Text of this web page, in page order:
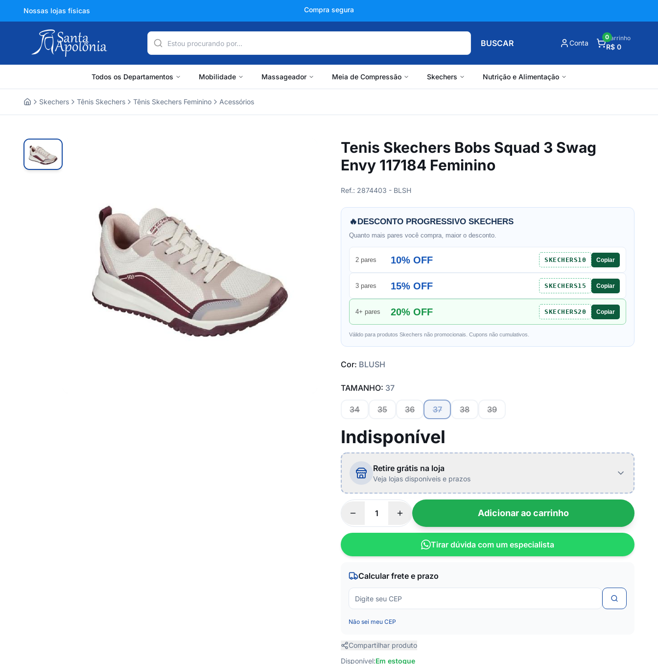
Nossas lojas físicas +150 mil avaliações
BUSCAR Conta
Carrinho
R$ 0
0
Todos os Departamentos Mobilidade Massageador Meia de Compressão Skechers Nutrição e Alimentação
Skechers Tênis Skechers Tênis Skechers Feminino Acessórios
Tenis Skechers Bobs Squad 3 Swag
Envy 117184 Feminino
Ref.: 2874403 - BLSH
🔥DESCONTO PROGRESSIVO SKECHERS
Quanto mais pares você compra, maior o desconto.
2 pares 10% OFF SKECHERS10 Copiar
3 pares 15% OFF SKECHERS15 Copiar
4+ pares 20% OFF SKECHERS20 Copiar
Válido para produtos Skechers não promocionais. Cupons não cumulativos.
Cor: BLUSH
TAMANHO: 37
34 35 36 37 38 39
Indisponível
Retire grátis na loja
Veja lojas disponíveis e prazos
Adicionar ao carrinho
Tirar dúvida com um especialista
Calcular frete e prazo
Não sei meu CEP
Compartilhar produto
Disponível:Em estoque